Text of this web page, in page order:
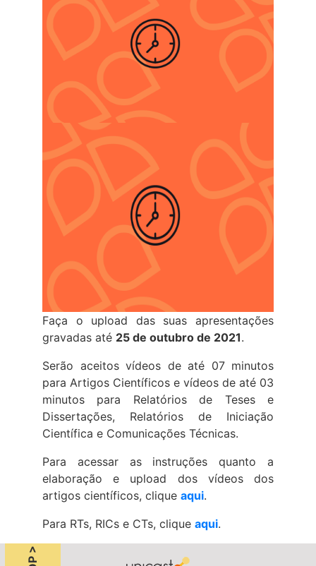
Faça o upload das suas apresentações
gravadas até 25 de outubro de 2021.
Serão aceitos vídeos de até 07 minutos
para Artigos Científicos e vídeos de até 03
minutos para Relatórios de Teses e
Dissertações, Relatórios de Iniciação
Científica e Comunicações Técnicas.
Para acessar as instruções quanto a
elaboração e upload dos vídeos dos
artigos científicos, clique aqui.
Para RTs, RICs e CTs, clique aqui.